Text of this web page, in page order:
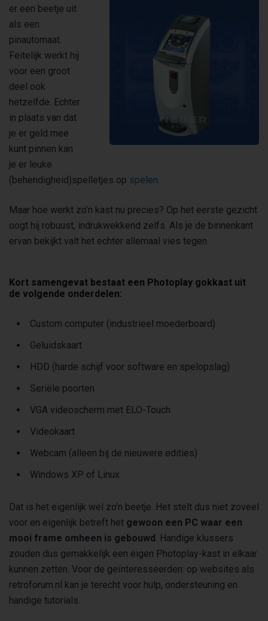
er een beetje uit
als een
pinautomaat.
Feitelijk werkt hij
voor een groot
deel ook
hetzelfde. Echter
in plaats van dat
je er geld mee
kunt pinnen kan
je er leuke
(behendigheid)spelletjes op spelen.
Maar hoe werkt zo’n kast nu precies? Op het eerste gezicht
oogt hij robuust, indrukwekkend zelfs. Als je de binnenkant
ervan bekijkt valt het echter allemaal vies tegen.
Kort samengevat bestaat een Photoplay gokkast uit
de volgende onderdelen:
Custom computer (industrieel moederboard)
Geluidskaart
HDD (harde schijf voor software en spelopslag)
Seriële poorten
VGA videoscherm met ELO-Touch
Videokaart
Webcam (alleen bij de nieuwere edities)
Windows XP of Linux
Dat is het eigenlijk wel zo’n beetje. Het stelt dus niet zoveel
voor en eigenlijk betreft het gewoon een PC waar een
mooi frame omheen is gebouwd . Handige klussers
zouden dus gemakkelijk een eigen Photoplay-kast in elkaar
kunnen zetten. Voor de geïnteresseerden: op websites als
retroforum.nl kan je terecht voor hulp, ondersteuning en
handige tutorials.